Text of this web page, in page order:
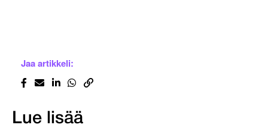
Jaa artikkeli:
Lue lisää